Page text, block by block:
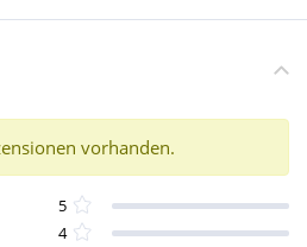
vorhanden.
5
4